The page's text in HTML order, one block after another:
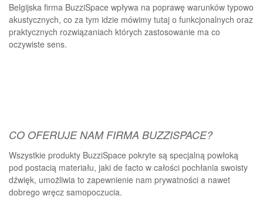
Belgijska firma BuzziSpace wpływa na poprawę warunków typowo
akustycznych, co za tym idzie mówimy tutaj o funkcjonalnych oraz
praktycznych rozwiązaniach których zastosowanie ma co
oczywiste sens.
CO OFERUJE NAM FIRMA BUZZISPACE?
Wszystkie produkty BuzziSpace pokryte są specjalną powłoką
pod postacią materiału, jaki de facto w całości pochłania swoisty
dźwięk, umożliwia to zapewnienie nam prywatności a nawet
dobrego wręcz samopoczucia.